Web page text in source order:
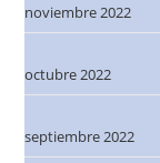
noviembre 2022
octubre 2022
septiembre 2022